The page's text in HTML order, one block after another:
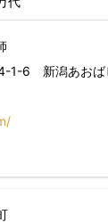
1-6 新潟あおば